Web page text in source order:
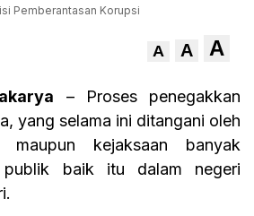
Pemberantasan Korupsi
A A A
– Proses penegakkan
yang selama ini ditangani oleh
maupun kejaksaan banyak
publik baik itu dalam negeri